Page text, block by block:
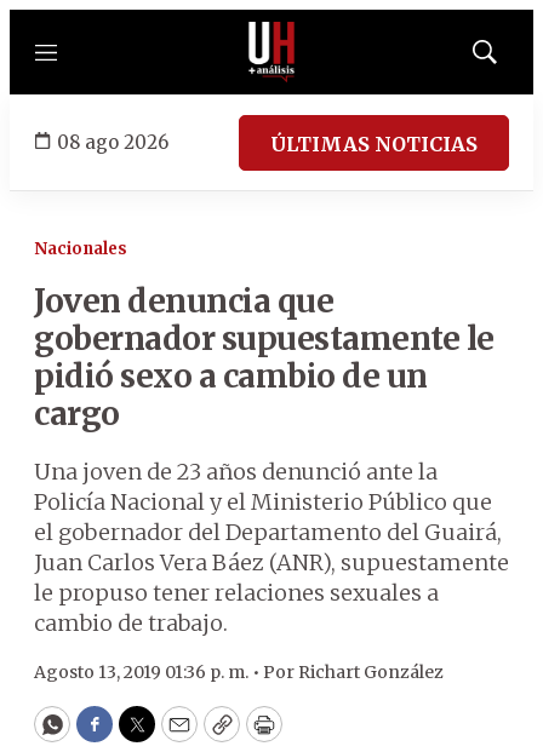
Menú
Mostrar
08 ago 2026 ÚLTIMAS NOTICIAS
Nacionales
Joven denuncia que
gobernador supuestamente le
pidió sexo a cambio de un
cargo
Una joven de 23 años denunció ante la
Policía Nacional y el Ministerio Público que
el gobernador del Departamento del Guairá,
Juan Carlos Vera Báez (ANR), supuestamente
le propuso tener relaciones sexuales a
cambio de trabajo.
Agosto 13, 2019 01:36 p. m. • Por Richart González
WhatsApp
Facebook
Twitter
EmailCopyPrint